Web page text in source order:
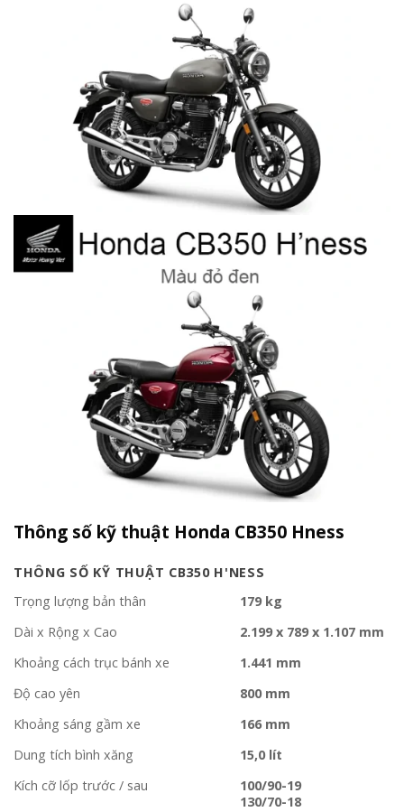
Thông số kỹ thuật Honda CB350 Hness
THÔNG SỐ KỸ THUẬT CB350 H'NESS
Trọng lượng bản thân
179 kg
Dài x Rộng x Cao
2.199 x 789 x 1.107 mm
Khoảng cách trục bánh xe
1.441 mm
Độ cao yên
800 mm
Khoảng sáng gầm xe
166 mm
Dung tích bình xăng
15,0 lít
Kích cỡ lốp trước / sau
100/90-19
130/70-18